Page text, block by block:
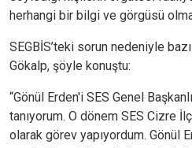
herhangi bir bilgi ve görgüsü
SEGBİS’teki sorun nedeniyle
Gökalp, şöyle konuştu:
“Gönül Erden'i SES Genel
tanıyorum. O dönem SES Cizre
olarak görev yapıyordum. Gönül